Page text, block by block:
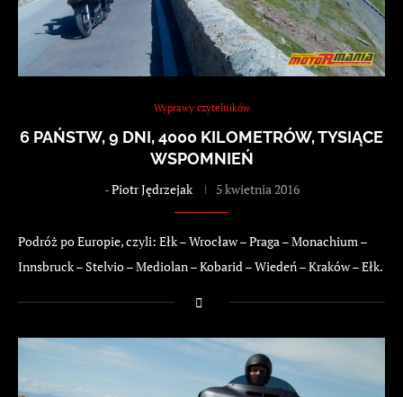
Wyprawy czytelników
6 PAŃSTW, 9 DNI, 4000 KILOMETRÓW, TYSIĄCE
WSPOMNIEŃ
-Piotr Jędrzejak 5 kwietnia 2016
Podróż po Europie, czyli: Ełk – Wrocław – Praga – Monachium –
Innsbruck – Stelvio – Mediolan – Kobarid – Wiedeń – Kraków – Ełk.